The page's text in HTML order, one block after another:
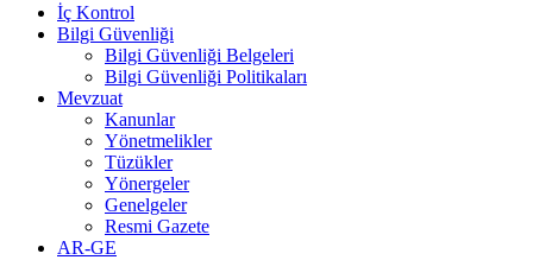
İç Kontrol
Bilgi Güvenliği
Bilgi Güvenliği Belgeleri
Bilgi Güvenliği Politikaları
Mevzuat
Kanunlar
Yönetmelikler
Tüzükler
Yönergeler
Genelgeler
Resmi Gazete
AR-GE